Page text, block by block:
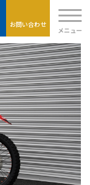
お問い合わせ
メニュー